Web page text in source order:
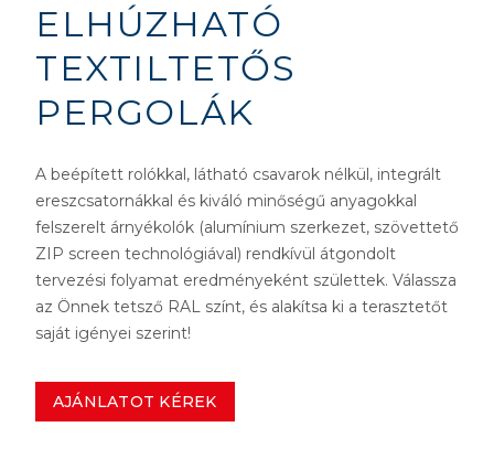
ELHÚZHATÓ
TEXTILTETŐS
PERGOLÁK
A beépített rolókkal, látható csavarok nélkül, integrált
ereszcsatornákkal és kiváló minőségű anyagokkal
felszerelt árnyékolók (alumínium szerkezet, szövettető
ZIP screen technológiával) rendkívül átgondolt
tervezési folyamat eredményeként születtek. Válassza
az Önnek tetsző RAL színt, és alakítsa ki a terasztetőt
saját igényei szerint!
AJÁNLATOT KÉREK